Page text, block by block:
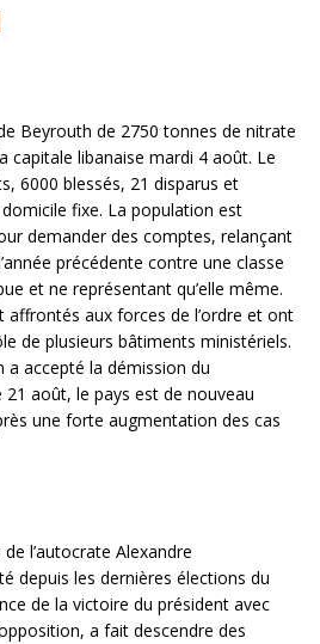
Beyrouth de 2750 tonnes de nitrate
capitale libanaise mardi 4 août. Le
6000 blessés, 21 disparus et
fixe. La population est
demander des comptes, relançant
précédente contre une classe
et ne représentant qu’elle même.
aux forces de l’ordre et ont
de plusieurs bâtiments ministériels.
a accepté la démission du
août, le pays est de nouveau
une forte augmentation des cas
l’autocrate Alexandre
depuis les dernières élections du
de la victoire du président avec
a fait descendre des